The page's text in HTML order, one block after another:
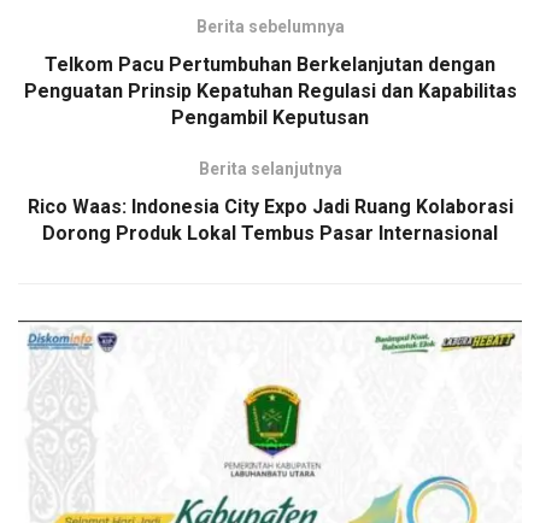
Berita sebelumnya
Telkom Pacu Pertumbuhan Berkelanjutan dengan
Penguatan Prinsip Kepatuhan Regulasi dan Kapabilitas
Pengambil Keputusan
Berita selanjutnya
Rico Waas: Indonesia City Expo Jadi Ruang Kolaborasi
Dorong Produk Lokal Tembus Pasar Internasional